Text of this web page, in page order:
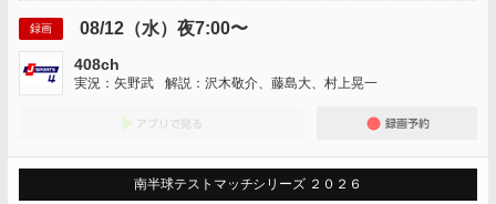
録画 08/12（水）夜7:00〜
408ch
実況：矢野武 解説：沢木敬介、藤島大、村上晃一
南半球テストマッチシリーズ ２０２６